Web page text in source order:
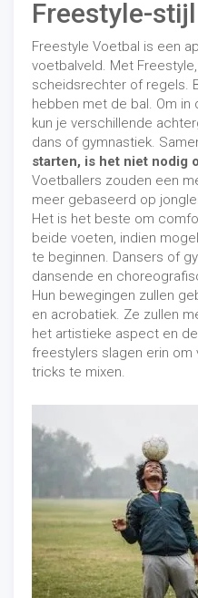
Freestyle-stijl
Freestyle Voetbal is een
voetbalveld. Met
scheidsrechter of regels.
hebben met de bal. Om
kun je verschillende
dans of gymnastiek.
starten, is het niet nodig
Voetballers zouden een
meer gebaseerd op
Het is het beste om
beide voeten, indien
te beginnen. Dansers of
dansende en
Hun bewegingen zullen
en acrobatiek. Ze zullen
het artistieke aspect en
freestylers slagen erin om
tricks te mixen.